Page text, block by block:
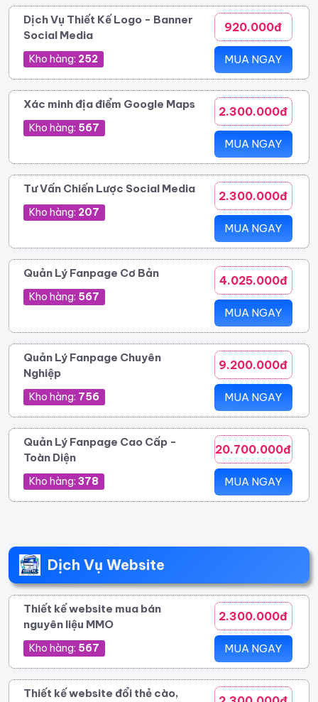
Dịch Vụ Thiết Kế Logo - Banner
Social Media
Kho hàng: 252
920.000đ
MUA NGAY
Xác minh địa điểm Google Maps
Kho hàng: 567
2.300.000đ
MUA NGAY
Tư Vấn Chiến Lược Social Media
Kho hàng: 207
2.300.000đ
MUA NGAY
Quản Lý Fanpage Cơ Bản
Kho hàng: 567
4.025.000đ
MUA NGAY
Quản Lý Fanpage Chuyên
Nghiệp
Kho hàng: 756
9.200.000đ
MUA NGAY
Quản Lý Fanpage Cao Cấp -
Toàn Diện
Kho hàng: 378
20.700.000đ
MUA NGAY
Dịch Vụ Website
Thiết kế website mua bán
nguyên liệu MMO
Kho hàng: 567
2.300.000đ
MUA NGAY
Thiết kế website đổi thẻ cào,